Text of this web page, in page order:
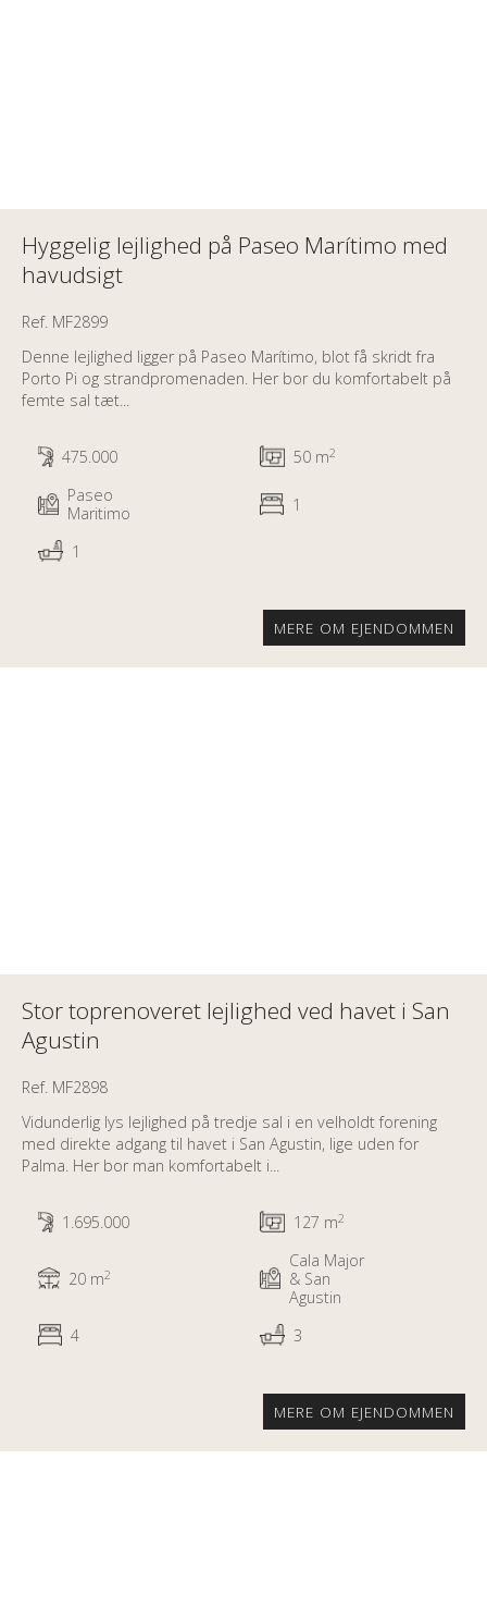
Hyggelig lejlighed på Paseo Marítimo med
havudsigt
Ref. MF2899
Denne lejlighed ligger på Paseo Marítimo, blot få skridt fra
Porto Pi og strandpromenaden. Her bor du komfortabelt på
femte sal tæt...
475.000 50 m2
Paseo
Maritimo
1
1
MERE OM EJENDOMMEN
Stor toprenoveret lejlighed ved havet i San
Agustin
Ref. MF2898
Vidunderlig lys lejlighed på tredje sal i en velholdt forening
med direkte adgang til havet i San Agustin, lige uden for
Palma. Her bor man komfortabelt i...
1.695.000 127 m2
20 m2
Cala Major
& San
Agustin
4
3
MERE OM EJENDOMMEN